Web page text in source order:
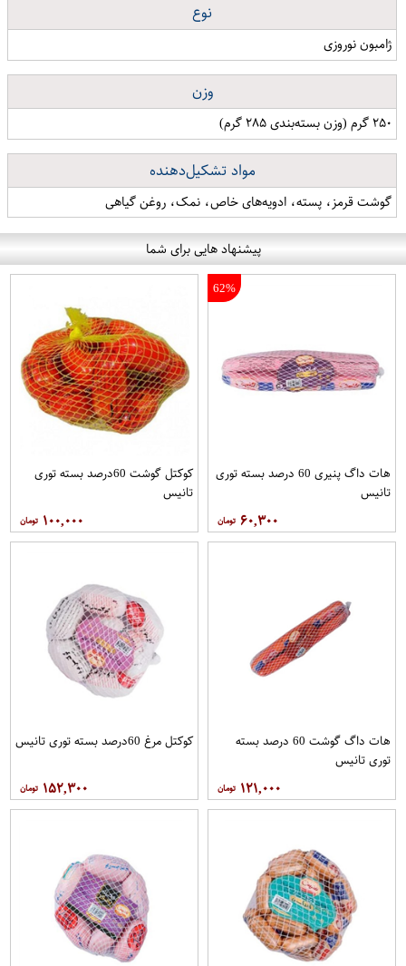
نوع
ژامبون نوروزی
وزن
۲۵۰ گرم (وزن بسته‌بندی ۲۸۵ گرم)
مواد تشکیل‌دهنده
گوشت قرمز، پسته، ادویه‌های خاص، نمک، روغن گیاهی
پیشنهاد هایی برای شما
62%
هات داگ پنیری 60 درصد بسته توری
تانیس
۶۰,۳۰۰
کوکتل گوشت 60درصد بسته توری
تانیس
۱۰۰,۰۰۰
هات داگ گوشت 60 درصد بسته
توری تانیس
۱۲۱,۰۰۰
کوکتل مرغ 60درصد بسته توری تانیس
۱۵۲,۳۰۰